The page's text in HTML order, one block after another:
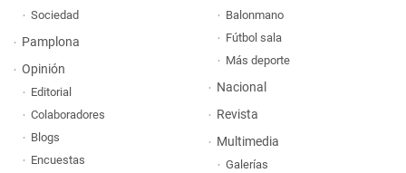
Sociedad
Pamplona
Opinión
Editorial
Colaboradores
Blogs
Encuestas
Balonmano
Fútbol sala
Más deporte
Nacional
Revista
Multimedia
Galerías